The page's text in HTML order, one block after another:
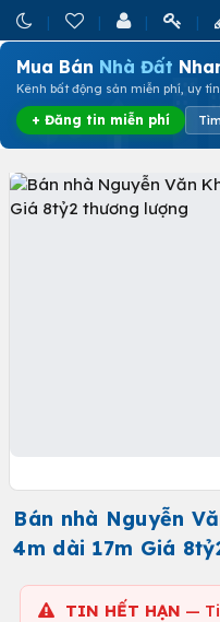
Mua Bán Nhà Đất
Kênh bất động sản miễn phí, uy tín
+ Đăng tin miễn phí
Bán nhà Nguyễn
4m dài 17m Giá
TIN HẾT HẠN —